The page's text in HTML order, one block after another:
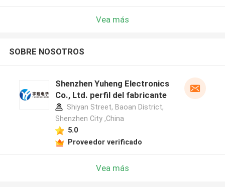
Vea más
SOBRE NOSOTROS
Shenzhen Yuheng Electronics
Co., Ltd. perfil del fabricante
Shiyan Street, Baoan District,
Shenzhen City ,China
5.0
Proveedor verificado
Vea más